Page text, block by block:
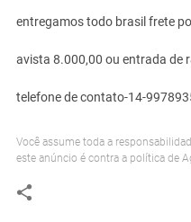
entregamos todo brasil frete
avista 8.000,00 ou entrada de
telefone de contato-14-
Você assume toda a
este anúncio é contra a política de